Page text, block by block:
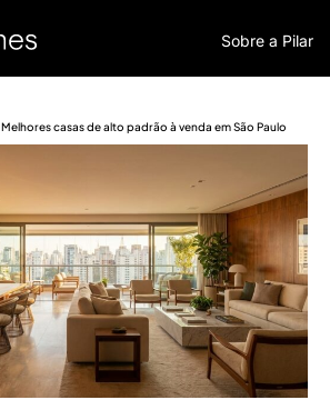
Sobre a Pilar
Melhores casas de alto padrão à venda em São Paulo